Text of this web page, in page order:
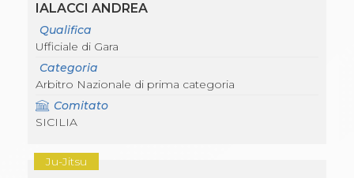
IALACCI ANDREA
Qualifica
Ufficiale di Gara
Categoria
Arbitro Nazionale di prima categoria
Comitato
SICILIA
Ju-Jitsu